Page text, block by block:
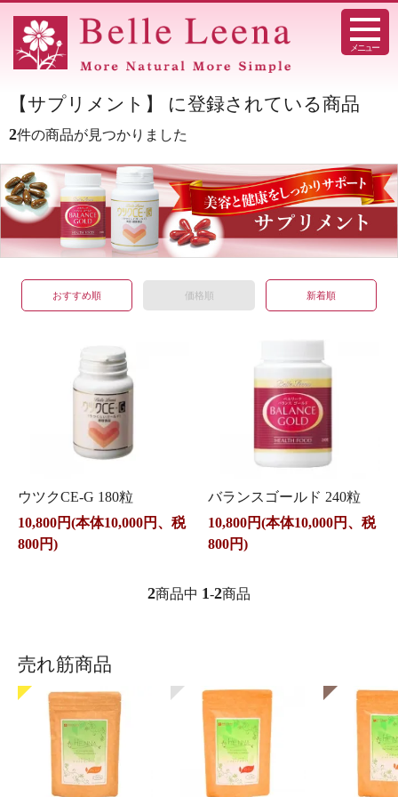
メニュー
【サプリメント】 に登録されている商品
2件の商品が見つかりました
おすすめ順 価格順 新着順
ウツクCE-G 180粒
10,800円(本体10,000円、税
800円)
バランスゴールド 240粒
10,800円(本体10,000円、税
800円)
2商品中 1-2商品
売れ筋商品